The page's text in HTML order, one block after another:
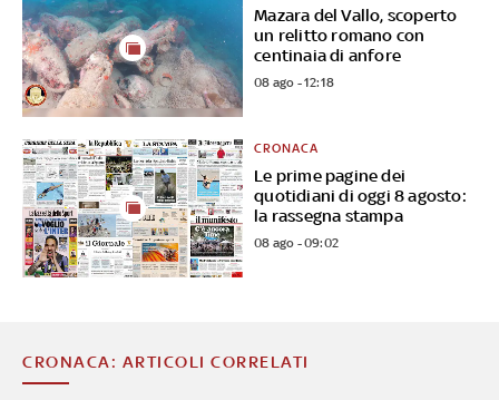
Mazara del Vallo, scoperto
un relitto romano con
centinaia di anfore
08 ago - 12:18
Le prime pagine dei
quotidiani di oggi 8 agosto:
la rassegna stampa
CRONACA
08 ago - 09:02
CRONACA: ARTICOLI CORRELATI